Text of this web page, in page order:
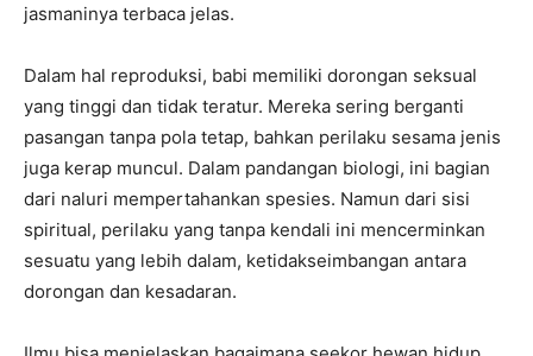
jasmaninya terbaca jelas.
Dalam hal reproduksi, babi memiliki dorongan seksual
yang tinggi dan tidak teratur. Mereka sering berganti
pasangan tanpa pola tetap, bahkan perilaku sesama jenis
juga kerap muncul. Dalam pandangan biologi, ini bagian
dari naluri mempertahankan spesies. Namun dari sisi
spiritual, perilaku yang tanpa kendali ini mencerminkan
sesuatu yang lebih dalam, ketidakseimbangan antara
dorongan dan kesadaran.